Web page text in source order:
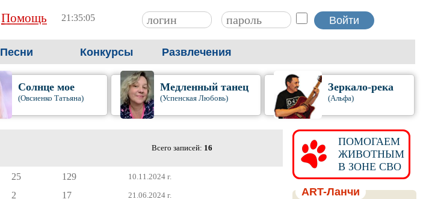
Помощь 21:35:05
Песни Конкурсы Развлечения
Солнце мое
(Овсиенко Татьяна)
Медленный танец
(Успенская Любовь)
Зеркало-река
(Альфа)
Всего записей: 16
25 129 10.11.2024 г.
2 17 21.06.2024 г.
ПОМОГАЕМ
ЖИВОТНЫМ
В ЗОНЕ СВО
ART-Ланчи